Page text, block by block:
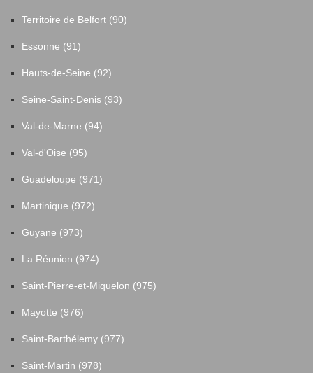
Territoire de Belfort (90)
Essonne (91)
Hauts-de-Seine (92)
Seine-Saint-Denis (93)
Val-de-Marne (94)
Val-d'Oise (95)
Guadeloupe (971)
Martinique (972)
Guyane (973)
La Réunion (974)
Saint-Pierre-et-Miquelon (975)
Mayotte (976)
Saint-Barthélemy (977)
Saint-Martin (978)